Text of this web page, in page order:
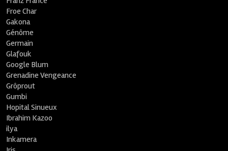
Froe Char
Gakona
Génôme
Germain
Glafouk
Google Blum
Grenadine Vengeance
Grôprout
Gumbi
Hopital Sinueux
Ibrahim Kazoo
ilya
Inkamera